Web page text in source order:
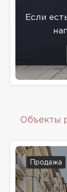
Eсли
Объекты
Продажа